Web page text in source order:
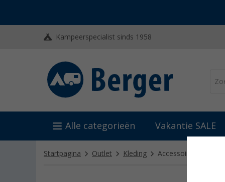
Kampeerspecialist sinds 1958
Alle categorieën Vakantie SALE
Startpagina Outlet Kleding Accessoires